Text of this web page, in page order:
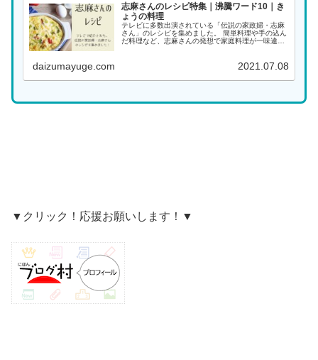
志麻さんのレシピ特集｜沸騰ワード10｜き
ょうの料理
テレビに多数出演されている「伝説の家政婦・志麻
さん」のレシピを集めました。 簡単料理や手の込ん
だ料理など、志麻さんの発想で家庭料理が一味違っ
daizumayuge.com 2021.07.08
▼クリック！応援お願いします！▼